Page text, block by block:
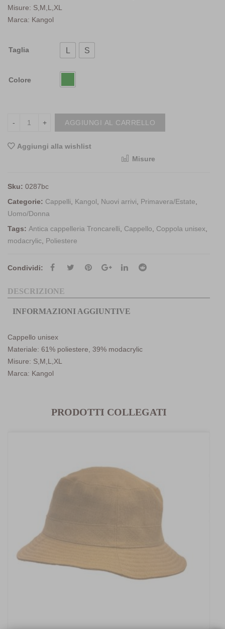
Misure: S,M,L,XL
Marca: Kangol
Taglia S
Colore
AGGIUNGI AL CARRELLO
Aggiungi alla wishlist
Misure
Sku: 0287bc
Categorie: Cappelli, Kangol, Nuovi arrivi, Primavera/Estate,
Uomo/Donna
Tags: Antica cappelleria Troncarelli, Cappello, Coppola unisex,
modacrylic, Poliestere
Condividi:
DESCRIZIONE
INFORMAZIONI AGGIUNTIVE
Cappello unisex
Materiale: 61% poliestere, 39% modacrylic
Misure: S,M,L,XL
Marca: Kangol
PRODOTTI COLLEGATI